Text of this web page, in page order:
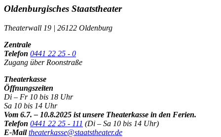
Oldenburgisches Staatstheater
Theaterwall 19 | 26122 Oldenburg
Zentrale
Telefon 0441 22 25 - 0
Zugang über Roonstraße
Theaterkasse
Öffnungszeiten
Di – Fr 10 bis 18 Uhr
Sa 10 bis 14 Uhr
Vom 6.7. – 10.8.2025 ist unsere Theaterkasse in den Ferien.
Telefon 0441 22 25 - 111 (Di – Sa 10 bis 14 Uhr)
E-Mail theaterkasse@staatstheater.de